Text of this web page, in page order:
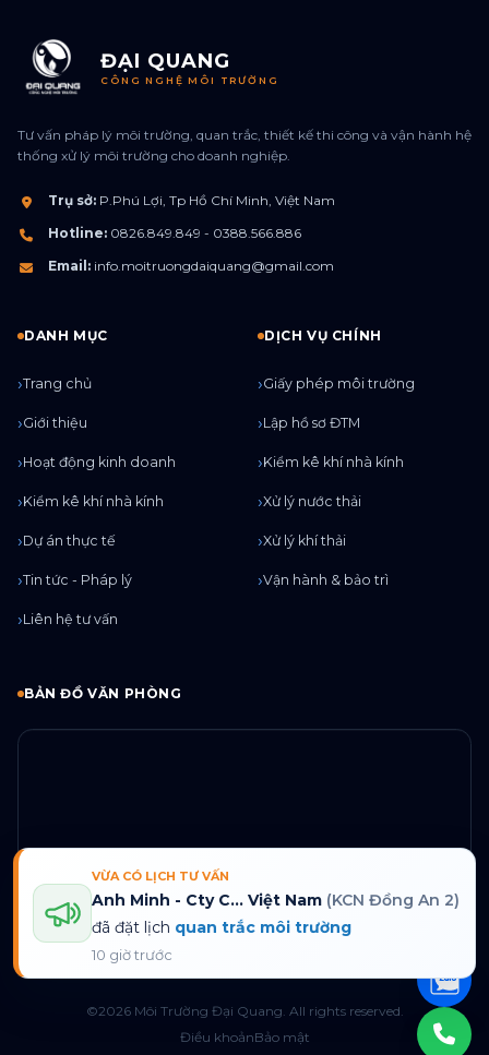
ĐẠI QUANG
CÔNG NGHỆ MÔI TRƯỜNG
Tư vấn pháp lý môi trường, quan trắc, thiết kế thi công và vận hành hệ
thống xử lý môi trường cho doanh nghiệp.
Trụ sở: P.Phú Lợi, Tp Hồ Chí Minh, Việt Nam
Hotline: 0826.849.849 - 0388.566.886
Email: info.moitruongdaiquang@gmail.com
DANH MỤC
Trang chủ
Giới thiệu
Hoạt động kinh doanh
Kiểm kê khí nhà kính
Dự án thực tế
Tin tức - Pháp lý
Liên hệ tư vấn
DỊCH VỤ CHÍNH
Giấy phép môi trường
Lập hồ sơ ĐTM
Kiểm kê khí nhà kính
Xử lý nước thải
Xử lý khí thải
Vận hành & bảo trì
BẢN ĐỒ VĂN PHÒNG
Chỉ đường
©2026 Môi Trường Đại Quang. All rights reserved.
Điều khoảnBảo mật
VỪA CÓ LỊCH TƯ VẤN
Anh Minh - Cty C... Việt Nam (KCN Đồng An 2)
đã đặt lịch quan trắc môi trường
10 giờ trước